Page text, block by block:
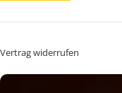
Vertrag widerrufen